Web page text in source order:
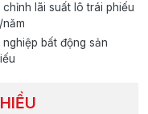
lãi suất lô trái phiếu
nghiệp bất động sản